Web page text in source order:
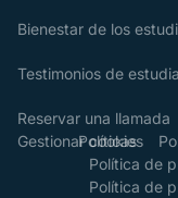
Bienestar de los
Testimonios de
Reservar una llamada
Gestionar cookies
Políticas
Política de
Política de